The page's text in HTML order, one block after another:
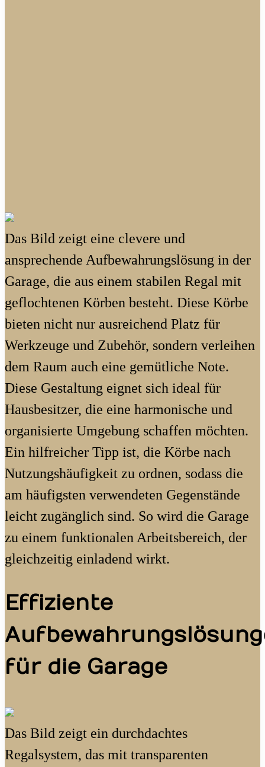
Das Bild zeigt eine clevere und
ansprechende Aufbewahrungslösung in der
Garage, die aus einem stabilen Regal mit
geflochtenen Körben besteht. Diese Körbe
bieten nicht nur ausreichend Platz für
Werkzeuge und Zubehör, sondern verleihen
dem Raum auch eine gemütliche Note.
Diese Gestaltung eignet sich ideal für
Hausbesitzer, die eine harmonische und
organisierte Umgebung schaffen möchten.
Ein hilfreicher Tipp ist, die Körbe nach
Nutzungshäufigkeit zu ordnen, sodass die
am häufigsten verwendeten Gegenstände
leicht zugänglich sind. So wird die Garage
zu einem funktionalen Arbeitsbereich, der
gleichzeitig einladend wirkt.
Effiziente
für die Garage
Das Bild zeigt ein durchdachtes
Regalsystem, das mit transparenten